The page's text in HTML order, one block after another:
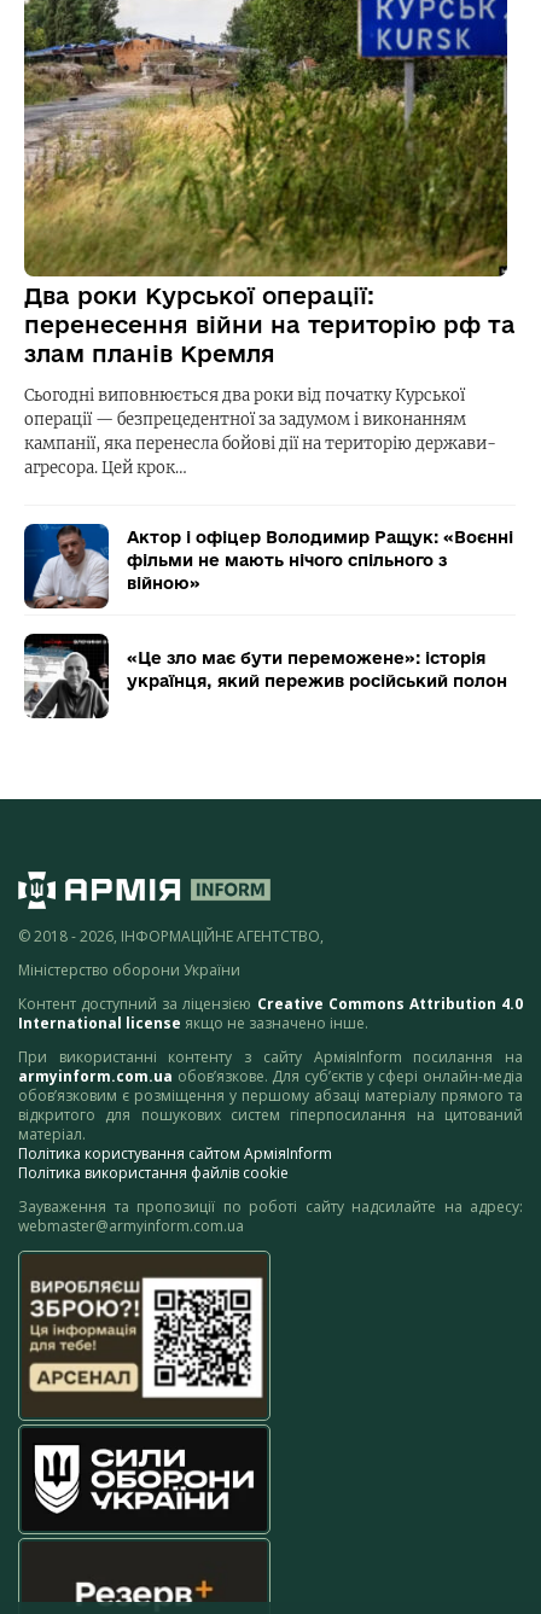
Два роки Курської операції:
перенесення війни на територію рф та
злам планів Кремля
Сьогодні виповнюється два роки від початку Курської
операції — безпрецедентної за задумом і виконанням
кампанії, яка перенесла бойові дії на територію держави-
агресора. Цей крок…
Актор і офіцер Володимир Ращук: «Воєнні
фільми не мають нічого спільного з
війною»
«Це зло має бути переможене»: історія
українця, який пережив російський полон
© 2018 - 2026, ІНФОРМАЦІЙНЕ АГЕНТСТВО,
Міністерство оборони України
Контент доступний за ліцензією Creative Commons Attribution 4.0
International license якщо не зазначено інше.
При використанні контенту з сайту АрміяInform посилання на
armyinform.com.ua обов’язкове. Для суб’єктів у сфері онлайн-медіа
обов’язковим є розміщення у першому абзаці матеріалу прямого та
відкритого для пошукових систем гіперпосилання на цитований
матеріал.
Політика користування сайтом АрміяInform
Політика використання файлів cookie
Зауваження та пропозиції по роботі сайту надсилайте на адресу:
webmaster@armyinform.com.ua